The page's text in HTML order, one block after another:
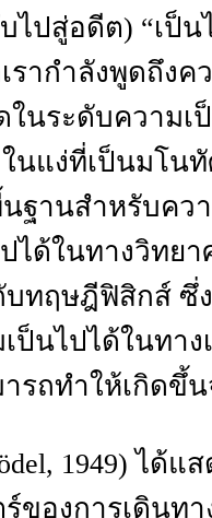
ไปสู่อดีต) “เป็น
รากำลังพูดถึง
ในระดับความเ
นแง่ที่เป็นมโน
ฐานสำหรับคว
ได้ในทางวิทยา
ทฤษฎีฟิสิกส์ ซึ่
ป็นไปได้ในทา
รถทำให้เกิดขึ้น
1949)ได้แส
ของการเดินท